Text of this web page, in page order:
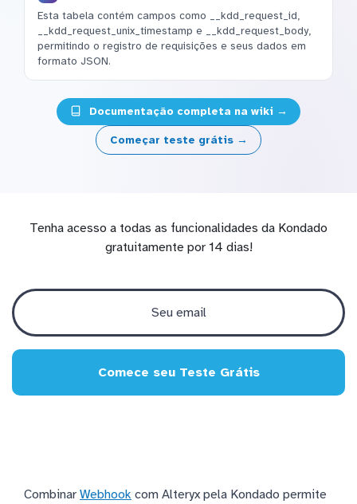
Esta tabela contém campos como __kdd_request_id,
__kdd_request_unix_timestamp e __kdd_request_body,
permitindo o registro de requisições e seus dados em
formato JSON.
Documentação completa na wiki →
Começar teste grátis →
Tenha acesso a todas as funcionalidades da Kondado
gratuitamente por 14 dias!
Comece seu Teste Grátis
Combinar Webhook com Alteryx pela Kondado permite